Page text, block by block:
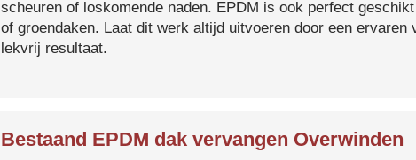
scheuren of loskomende naden. EPDM is ook perfect
of groendaken. Laat dit werk altijd uitvoeren door een ervaren
lekvrij resultaat.
Bestaand EPDM dak vervangen Overwinden